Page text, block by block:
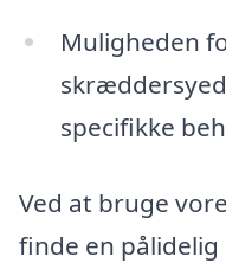
Muligheden
specifikke
Ved at bruge
finde en